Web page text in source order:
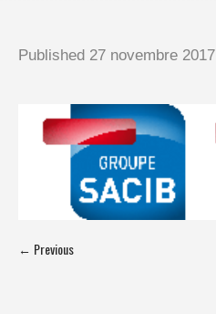
Published 27 novembre 2017
← Previous